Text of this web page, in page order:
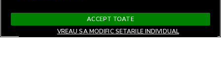
ACCEPT TOATE
VREAU SA MODIFIC SETARILE INDIVIDUAL